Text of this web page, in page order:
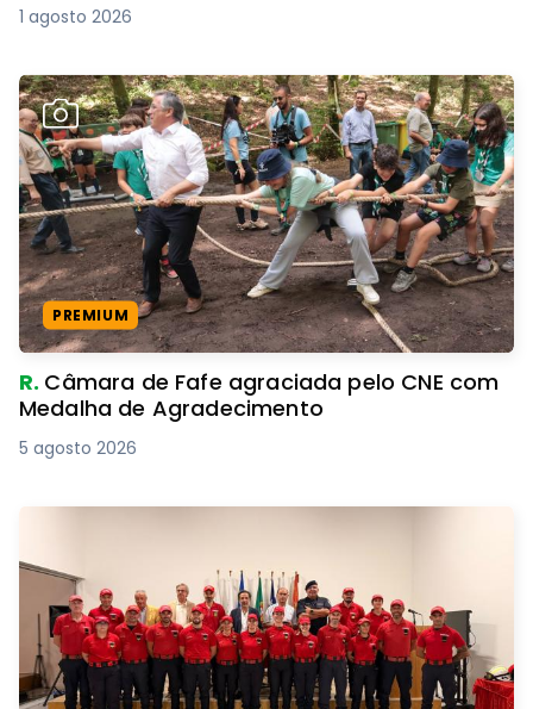
1 agosto 2026
PREMIUM
R. Câmara de Fafe agraciada pelo CNE com
Medalha de Agradecimento
5 agosto 2026